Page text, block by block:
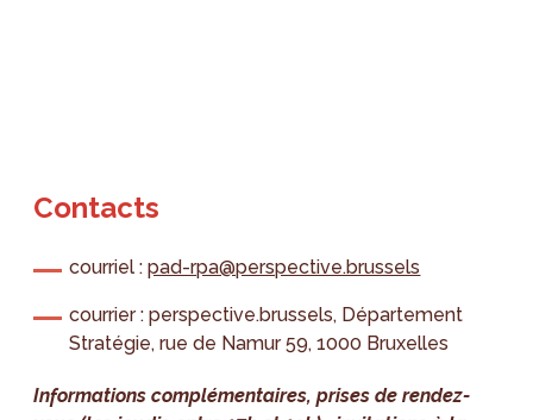
Contacts
courriel :pad-rpa@perspective.brussels
courrier : perspective.brussels, Département
Stratégie, rue de Namur 59, 1000 Bruxelles
Informations complémentaires, prises de rendez-